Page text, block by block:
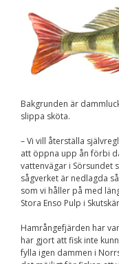
Bakgrunden är
slippa sköta.
– Vi vill återställa
att öppna upp ån förbi
vattenvägar i Sörsundet
sågverket är nedlagda
som vi håller på med
Stora Enso Pulp i
Hamrångefjärden har
har gjort att fisk inte
fylla igen dammen i